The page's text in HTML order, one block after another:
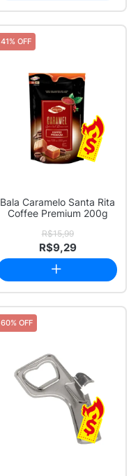
41% OFF
Bala Caramelo Santa Rita
Coffee Premium 200g
R$15,99
R$9,29
60% OFF